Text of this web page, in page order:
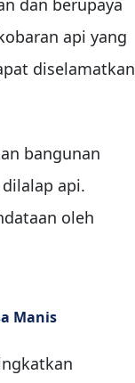
dan berupaya
api yang
diselamatkan
bangunan
api.
oleh
Manis